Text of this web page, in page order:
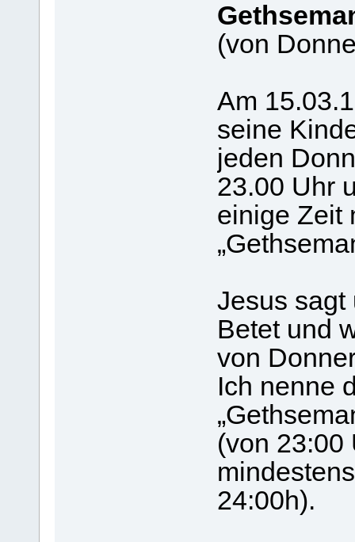
(von
Am
seine
jeden
23.00 Uhr
einige Zeit
Jesus sagt
Betet und
von
Ich nenne
(von 23:00
24:00h).